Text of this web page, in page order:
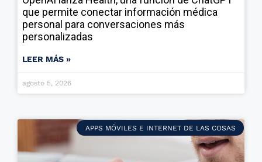
que permite conectar información médica
personal para conversaciones más
personalizadas
LEER MÁS »
agosto 5, 2026
APPS MÓVILES E INTERNET DE LAS COSAS